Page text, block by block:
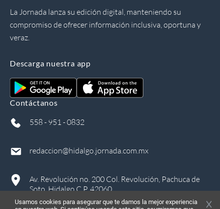
La Jornada lanza su edición digital, manteniendo su
compromiso de ofrecer información inclusiva, oportuna y
veraz.
Descarga nuestra app
Contáctanos
558 - 951 - 0832
redaccion@hidalgo.jornada.com.mx
Av. Revolución no. 200 Col. Revolución, Pachuca de
Soto, Hidalgo C.P. 42060
Usamos cookies para asegurar que te damos la mejor experiencia